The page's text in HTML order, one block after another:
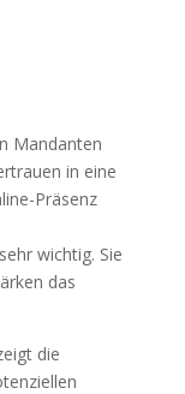
Mandanten
in eine
Präsenz
wichtig. Sie
das
die